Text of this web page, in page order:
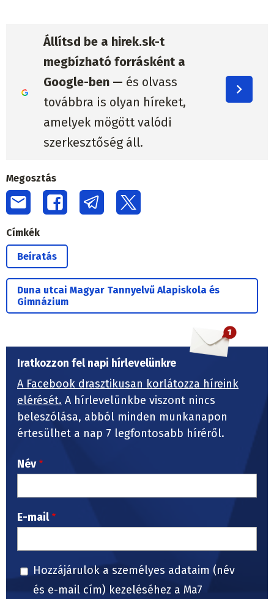
Állítsd be a hirek.sk-t
megbízható forrásként a
Google-ben — és olvass
továbbra is olyan híreket,
amelyek mögött valódi
szerkesztőség áll.
Megosztás
Címkék
Beíratás
Duna utcai Magyar Tannyelvű Alapiskola és
Gimnázium
Iratkozzon fel napi hírlevelünkre
A Facebook drasztikusan korlátozza híreink
elérését. A hírlevelünkbe viszont nincs
beleszólása, abból minden munkanapon
értesülhet a nap 7 legfontosabb híréről.
Név
E-mail
Hozzájárulok a személyes adataim (név
és e-mail cím) kezeléséhez a Ma7